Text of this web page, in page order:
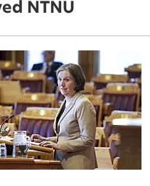
NTNU